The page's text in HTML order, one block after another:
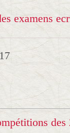
examens